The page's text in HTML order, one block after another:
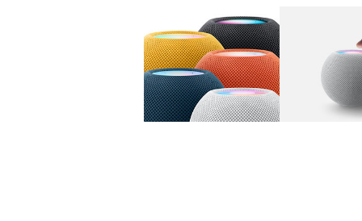
图库 图像 1